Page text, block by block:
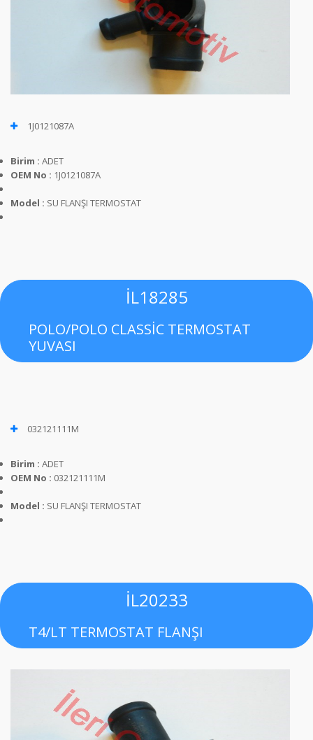
1J0121087A
Birim : ADET
OEM No : 1J0121087A
Model : SU FLANŞI TERMOSTAT
İL18285
POLO/POLO CLASSİC TERMOSTAT
YUVASI
032121111M
Birim : ADET
OEM No : 032121111M
Model : SU FLANŞI TERMOSTAT
İL20233
T4/LT TERMOSTAT FLANŞI